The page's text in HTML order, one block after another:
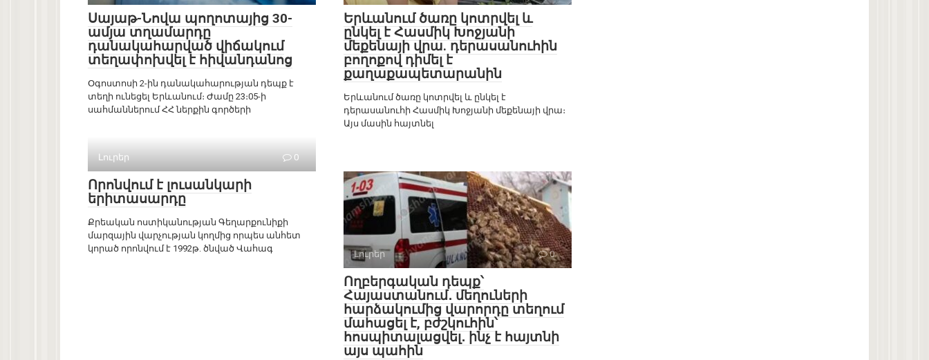
Սայաթ-Նովա պողոտայից 30-
ամյա տղամարդը
դանակահարված վիճակում
տեղափոխվել է հիվանդանոց
Օգոստոսի 2-ին դանակահարության դեպք է
տեղի ունեցել Երևանում։ Ժամը 23։05-ի
սահմաններում ՀՀ ներքին գործերի
Երևանում ծառը կոտրվել և
ընկել է Հասմիկ Խոջյանի
մեքենայի վրա. դերասանուհին
բողոքով դիմել է
քաղաքապետարանին
Երևանում ծառը կոտրվել և ընկել է
դերասանուհի Հասմիկ Խոջյանի մեքենայի վրա։
Այս մասին հայտնել
Լուրեր 0
Որոնվում է լուսանկարի
երիտասարդը
Քրեական ոստիկանության Գեղարքունիքի
մարզային վարչության կողմից որպես անհետ
կորած որոնվում է 1992թ. ծնված Վահագ
Լուրեր 0
Ողբերգական դեպք՝
Հայաստանում․ մեղուների
հարձակումից վարորդը տեղում
մահացել է, բժշկուհին՝
հոսպիտալացվել․ ինչ է հայտնի
այս պահին